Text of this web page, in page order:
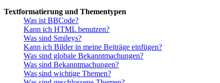
Textformatierung und Thementypen
Was ist BBCode?
Kann ich HTML benutzen?
Was sind Smileys?
Kann ich Bilder in meine Beiträge einfügen?
Was sind globale Bekanntmachungen?
Was sind Bekanntmachungen?
Was sind wichtige Themen?